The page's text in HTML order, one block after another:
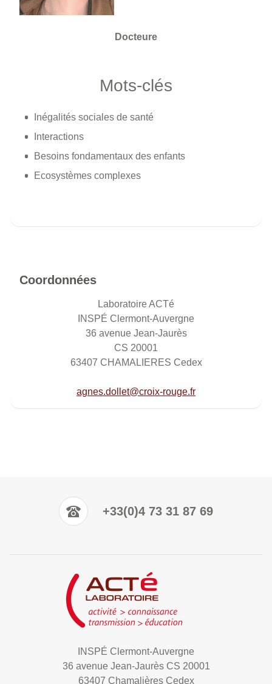
Docteure
Mots-clés
Inégalités sociales de santé
Interactions
Besoins fondamentaux des enfants
Ecosystèmes complexes
Coordonnées
Laboratoire ACTé
INSPÉ Clermont-Auvergne
36 avenue Jean-Jaurès
CS 20001
63407 CHAMALIERES Cedex
agnes.dollet@croix-rouge.fr
+33(0)4 73 31 87 69
INSPÉ Clermont-Auvergne
36 avenue Jean-Jaurès CS 20001
63407 Chamalières Cedex